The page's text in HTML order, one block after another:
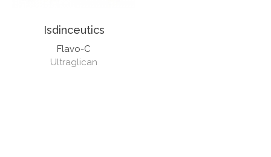
Isdinceutics
Flavo-C
Ultraglican